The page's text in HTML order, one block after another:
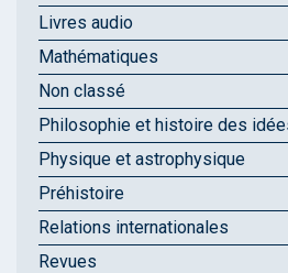
Livres audio
Mathématiques
Non classé
Philosophie et histoire des
Physique et astrophysique
Préhistoire
Relations internationales
Revues